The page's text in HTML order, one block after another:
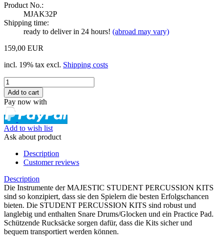
Product No.:
MJAK32P
Shipping time:
ready to deliver in 24 hours! (abroad may vary)
159,00 EUR
incl. 19% tax excl. Shipping costs
Pay now with
Add to wish list
Ask about product
Description
Customer reviews
Description
Die Instrumente der MAJESTIC STUDENT PERCUSSION KITS
sind so konzipiert, dass sie den Spielern die besten Erfolgschancen
bieten. Die STUDENT PERCUSSION KITS sind robust und
langlebig und enthalten Snare Drums/Glocken und ein Practice Pad.
Schützende Rucksäcke sorgen dafür, dass die Kits sicher und
bequem transportiert werden können.